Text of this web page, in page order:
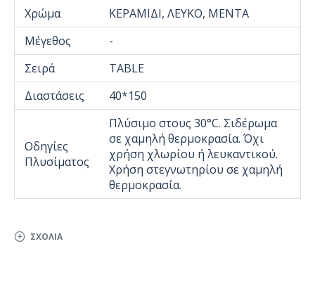
Χρώμα
ΚΕΡΑΜΙΔΙ, ΛΕΥΚΟ, ΜΕΝΤΑ
Μέγεθος
-
Σειρά
TABLE
Διαστάσεις
40*150
Οδηγίες
Πλυσίματος
Πλύσιμο στους 30°C. Σιδέρωμα
σε χαμηλή θερμοκρασία. Όχι
χρήση χλωρίου ή λευκαντικού.
Χρήση στεγνωτηρίου σε χαμηλή
θερμοκρασία.
ΣΧΌΛΙΑ